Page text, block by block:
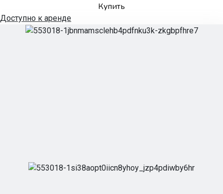
Купить
Доступно к аренде